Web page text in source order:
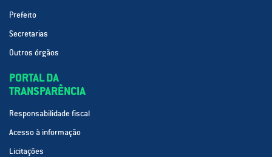
Prefeito
Secretarias
Outros órgãos
PORTAL DA
TRANSPARÊNCIA
Responsabilidade fiscal
Acesso à informação
Licitações